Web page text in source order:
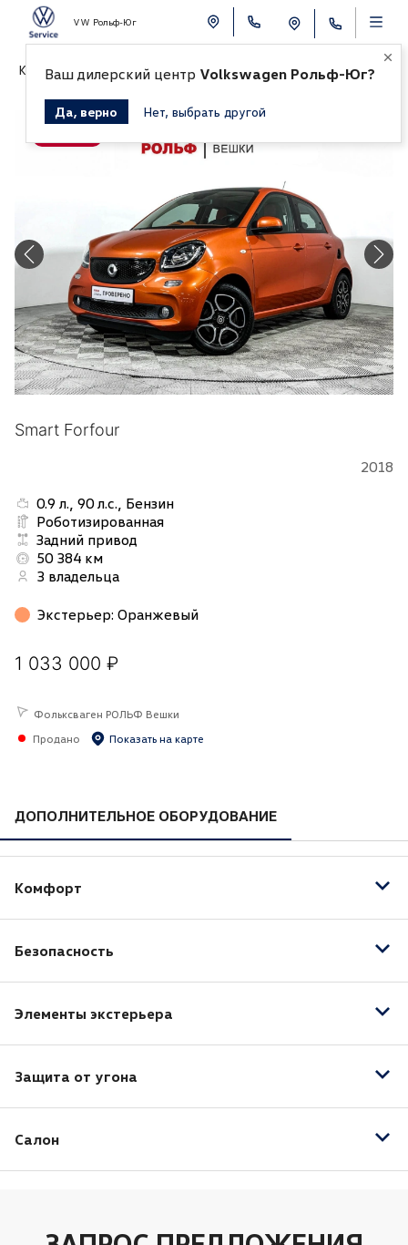
VW Рольф-Юг
К СПИСКУ АВТОМОБИЛЕЙ
ДОПОЛНИТЕЛЬНОЕ ОБОРУДОВАНИЕ
Комфорт
Мультифункциональное рулевое колесо
Безопасность
Элементы экстерьера
Защита от угона
Салон
Подогрев передних сидений
Smart Forfour
2018
0.9 л., 90 л.с., Бензин
Роботизированная
Задний привод
50 384 км
3 владельца
Экстерьер: Оранжевый
1 033 000 ₽
Фольксваген РОЛЬФ Вешки
Продано
Показать на карте
Ваш дилерский центр Volkswagen Рольф-Юг?
Да, верно Нет, выбрать другой